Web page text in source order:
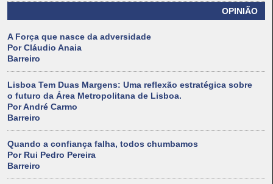
OPINIÃO
A Força que nasce da adversidade
Por Cláudio Anaia
Barreiro
Lisboa Tem Duas Margens: Uma reflexão estratégica sobre
o futuro da Área Metropolitana de Lisboa.
Por André Carmo
Barreiro
Quando a confiança falha, todos chumbamos
Por Rui Pedro Pereira
Barreiro